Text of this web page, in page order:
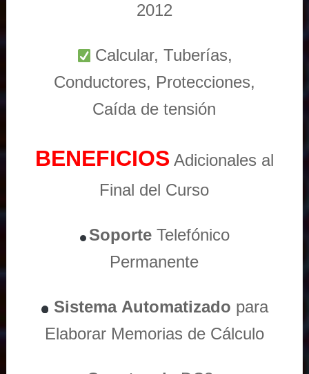
2012
Calcular, Tuberías,
Conductores, Protecciones,
Caída de tensión
BENEFICIOS Adicionales al
Final del Curso
Soporte Telefónico
Permanente
Sistema Automatizado para
Elaborar Memorias de Cálculo